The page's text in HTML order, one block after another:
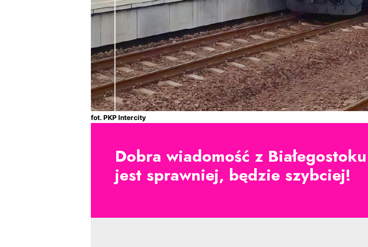
fot. PKP Intercity
Dobra wiadomość z
jest sprawniej, będzie szybciej!